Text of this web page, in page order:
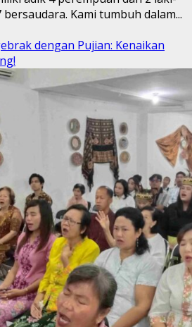
Kami tumbuh dalam...
dengan Pujian: Kenaikan